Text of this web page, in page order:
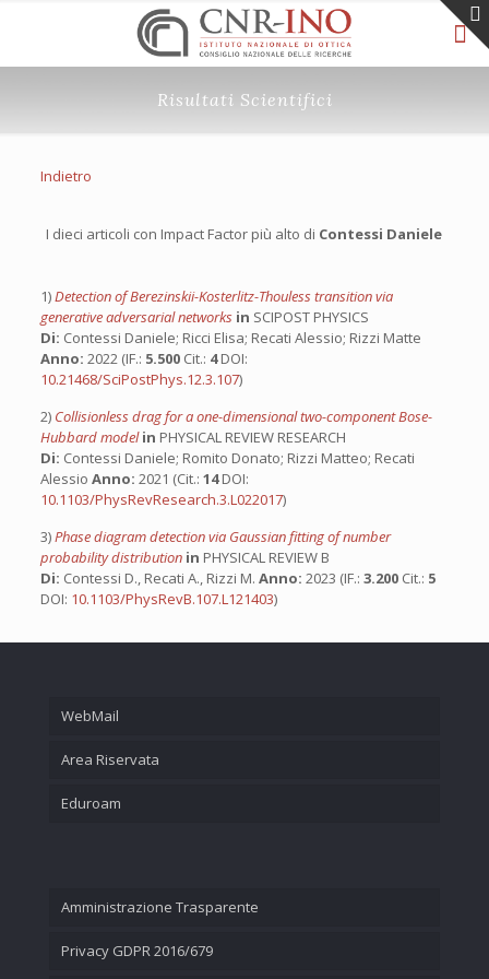
Risultati Scientifici
Indietro
I dieci articoli con Impact Factor più alto di Contessi Daniele
1)Detection of Berezinskii-Kosterlitz-Thouless transition via
generative adversarial networks in SCIPOST PHYSICS
Di: Contessi Daniele; Ricci Elisa; Recati Alessio; Rizzi Matte
Anno: 2022 (IF.: 5.500 Cit.: 4DOI:
10.21468/SciPostPhys.12.3.107)
2) Collisionless drag for a one-dimensional two-component Bose-
Hubbard modelin PHYSICAL REVIEW RESEARCH
Di: Contessi Daniele; Romito Donato; Rizzi Matteo; Recati
Alessio Anno: 2021 (Cit.: 14DOI:
10.1103/PhysRevResearch.3.L022017)
3)Phase diagram detection via Gaussian fitting of number
probability distribution in PHYSICAL REVIEW B
Di: Contessi D., Recati A., Rizzi M. Anno: 2023 (IF.: 3.200 Cit.: 5
DOI: 10.1103/PhysRevB.107.L121403)
WebMail
Area Riservata
Eduroam
Amministrazione Trasparente
Privacy GDPR 2016/679